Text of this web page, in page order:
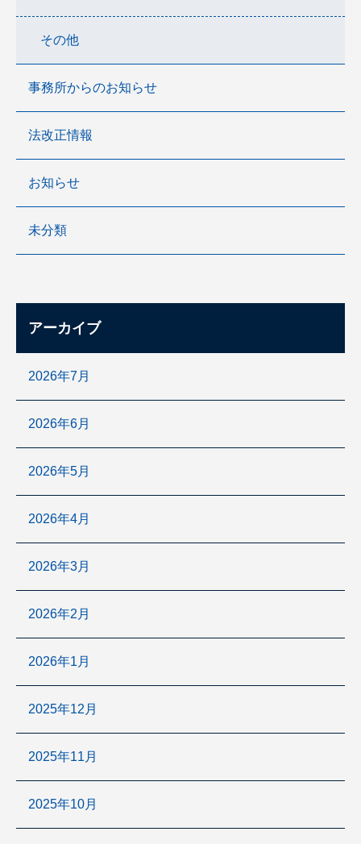
その他
事務所からのお知らせ
法改正情報
お知らせ
未分類
アーカイブ
2026年7月
2026年6月
2026年5月
2026年4月
2026年3月
2026年2月
2026年1月
2025年12月
2025年11月
2025年10月